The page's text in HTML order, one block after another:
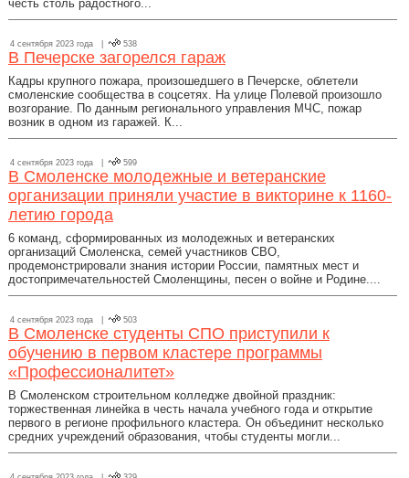
честь столь радостного...
4 сентября 2023 года | 538
В Печерске загорелся гараж
Кадры крупного пожара, произошедшего в Печерске, облетели
смоленские сообщества в соцсетях. На улице Полевой произошло
возгорание. По данным регионального управления МЧС, пожар
возник в одном из гаражей. К...
4 сентября 2023 года | 599
В Смоленске молодежные и ветеранские
организации приняли участие в викторине к 1160-
летию города
6 команд, сформированных из молодежных и ветеранских
организаций Смоленска, семей участников СВО,
продемонстрировали знания истории России, памятных мест и
достопримечательностей Смоленщины, песен о войне и Родине....
4 сентября 2023 года | 503
В Смоленске студенты СПО приступили к
обучению в первом кластере программы
«Профессионалитет»
В Смоленском строительном колледже двойной праздник:
торжественная линейка в честь начала учебного года и открытие
первого в регионе профильного кластера. Он объединит несколько
средних учреждений образования, чтобы студенты могли...